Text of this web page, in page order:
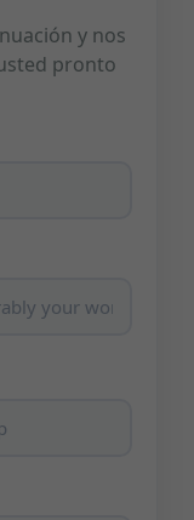
y nos
pronto